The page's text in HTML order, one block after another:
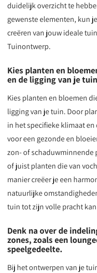
duidelijk overzicht te
gewenste elementen, kun
creëren van jouw ideale
Tuinontwerp.
Kies planten en
en de ligging van je
Kies planten en bloemen
ligging van je tuin. Door
in het specifieke klimaat
voor een gezonde en
zon- of
of juist planten die van
manier creëer je een
natuurlijke
tuin tot zijn volle pracht
Denk na over de
zones, zoals een
speelgedeelte.
Bij het ontwerpen van je